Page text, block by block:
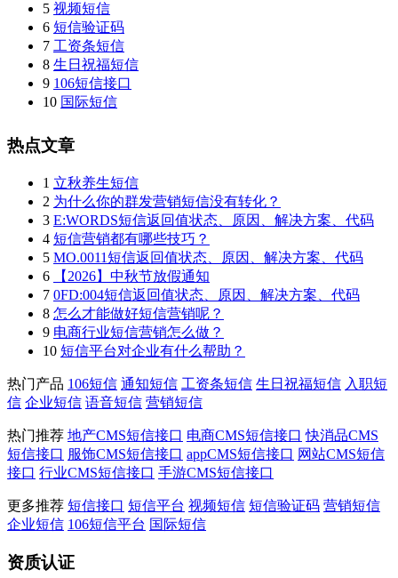
5 视频短信
6 短信验证码
7 工资条短信
8 生日祝福短信
9 106短信接口
10 国际短信
热点文章
1 立秋养生短信
2 为什么你的群发营销短信没有转化？
3 E:WORDS短信返回值状态、原因、解决方案、代码
4 短信营销都有哪些技巧？
5 MO.0011短信返回值状态、原因、解决方案、代码
6
【2026】中秋节放假通知
7 0FD:004短信返回值状态、原因、解决方案、代码
8 怎么才能做好短信营销呢？
9 电商行业短信营销怎么做？
10 短信平台对企业有什么帮助？
热门产品 106短信 通知短信 工资条短信 生日祝福短信 入职短
信 企业短信 语音短信 营销短信
热门推荐 地产CMS短信接口 电商CMS短信接口 快消品CMS
短信接口 服饰CMS短信接口 appCMS短信接口 网站CMS短信
接口 行业CMS短信接口 手游CMS短信接口
更多推荐 短信接口 短信平台 视频短信 短信验证码 营销短信
企业短信 106短信平台 国际短信
资质认证